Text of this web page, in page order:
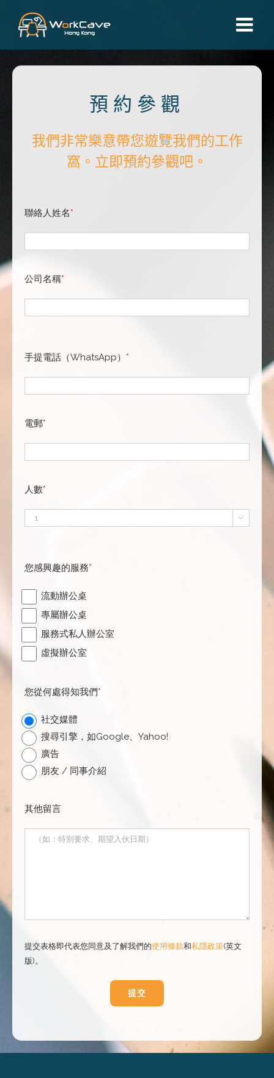
content
預約參觀
我們非常樂意帶您遊覽我們的工作
窩。立即預約參觀吧。
聯絡人姓名*
公司名稱*
手提電話（WhatsApp） *
電郵*
人數*

您感興趣的服務*
流動辦公桌
專屬辦公桌
服務式私人辦公室
虛擬辦公室
您從何處得知我們*
社交媒體
搜尋引擎，如Google、Yahoo!
廣告
朋友 / 同事介紹
其他留言
提交表格即代表您同意及了解我們的使用條款和私隱政策(英文
版)。